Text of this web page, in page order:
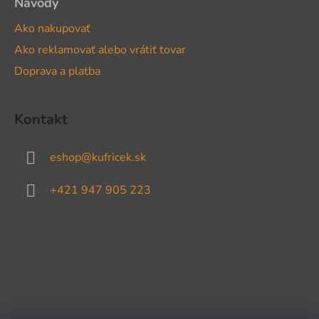
Ako nakupovať
Ako reklamovať alebo vrátiť tovar
Doprava a platba
Kontakt
eshop@kufricek.sk
+421 947 905 223